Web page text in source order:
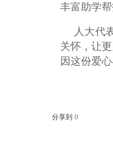
丰富助学
人大代
关怀，让
因这份爱
分享到 0